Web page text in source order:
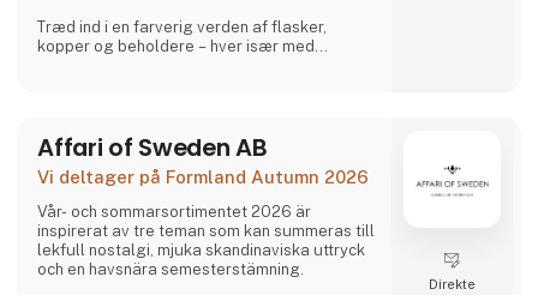
Træd ind i en farverig verden af flasker,
kopper og beholdere – hver især med
Og lige når du tror, du har set det hele,
overrasker Asobu dig igen – med nye
designs, nye karakterer og skønne detaljer,
der gør hver eneste slurk lidt sjovere. Uanse
Affari of Sweden AB
Vi deltager på Formland Autumn 2026
Vår- och sommarsortimentet 2026 är
inspirerat av tre teman som kan summeras till
lekfull nostalgi, mjuka skandinaviska uttryck
och en havsnära semesterstämning.
Direkte